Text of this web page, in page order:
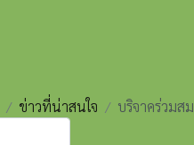
ข่าวที่น่าสนใจ
บริจาคร่วมส